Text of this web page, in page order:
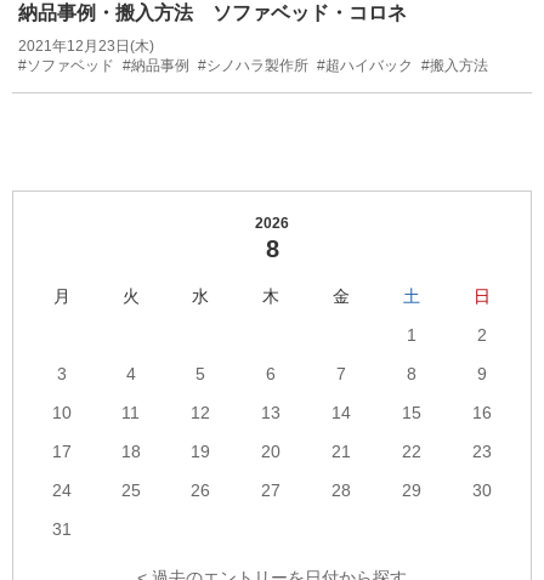
納品事例・搬入方法 ソファベッド・コロネ
2021年12月23日(木)
#ソファベッド #納品事例 #シノハラ製作所 #超ハイバック #搬入方法
2026
8
月 火 水 木 金 土
日
1
2
3
4 5 6 7 8
9
10
11 12 13 14 15
16
17
18 19 20 21 22
23
24
25 26 27 28 29
30
31